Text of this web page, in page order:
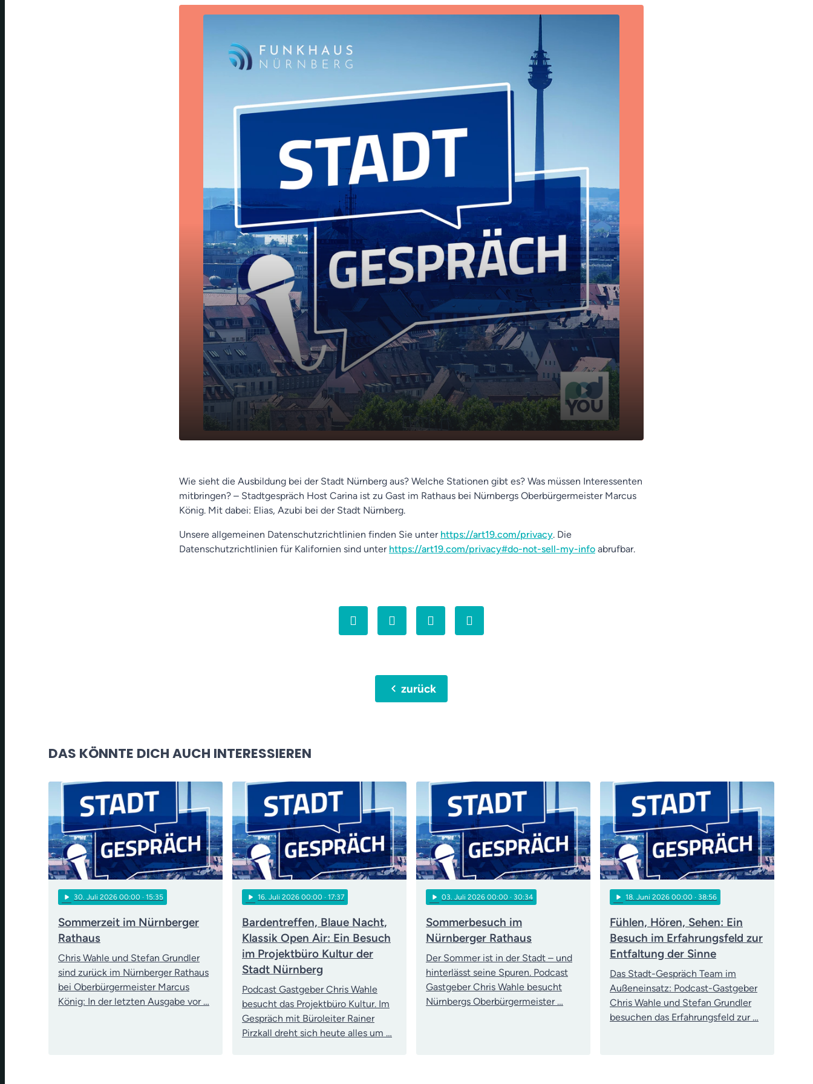
Wie sieht die Ausbildung bei der Stadt Nürnberg aus? Welche Stationen gibt es? Was müssen Interessenten
mitbringen? – Stadtgespräch Host Carina ist zu Gast im Rathaus bei Nürnbergs Oberbürgermeister Marcus
König. Mit dabei: Elias, Azubi bei der Stadt Nürnberg.
Unsere allgemeinen Datenschutzrichtlinien finden Sie unter https://art19.com/privacy. Die
Datenschutzrichtlinien für Kalifornien sind unter https://art19.com/privacy#do-not-sell-my-info abrufbar.
chevron_leftzurück
DAS KÖNNTE DICH AUCH INTERESSIEREN
play_arrow 30 . Juli 2026 00:00 · 15:35
Sommerzeit im Nürnberger
Rathaus
Chris Wahle und Stefan Grundler
sind zurück im Nürnberger Rathaus
bei Oberbürgermeister Marcus
König: In der letzten Ausgabe vor …
play_arrow 16 . Juli 2026 00:00 · 17:37
Bardentreffen, Blaue Nacht,
Klassik Open Air: Ein Besuch
im Projektbüro Kultur der
Stadt Nürnberg
Podcast Gastgeber Chris Wahle
besucht das Projektbüro Kultur. Im
Gespräch mit Büroleiter Rainer
Pirzkall dreht sich heute alles um …
play_arrow 03 . Juli 2026 00:00 · 30:34
Sommerbesuch im
Nürnberger Rathaus
Der Sommer ist in der Stadt – und
hinterlässt seine Spuren. Podcast
Gastgeber Chris Wahle besucht
Nürnbergs Oberbürgermeister …
play_arrow 18 . Juni 2026 00:00 · 38:56
Fühlen, Hören, Sehen: Ein
Besuch im Erfahrungsfeld zur
Entfaltung der Sinne
Das Stadt-Gespräch Team im
Außeneinsatz: Podcast-Gastgeber
Chris Wahle und Stefan Grundler
besuchen das Erfahrungsfeld zur …